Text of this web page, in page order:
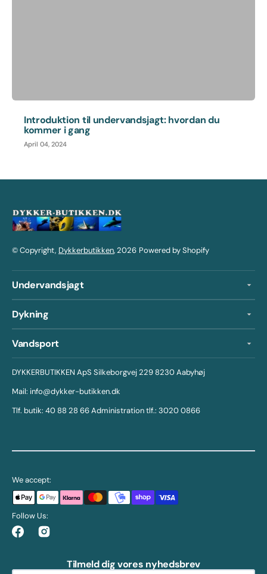
Introduktion til undervandsjagt: hvordan du
kommer i gang
April 04, 2024
© Copyright, Dykkerbutikken, 2026 Powered by Shopify
Undervandsjagt
Dykning
Vandsport
DYKKERBUTIKKEN ApS Silkeborgvej 229 8230 Aabyhøj
Mail: info@dykker-butikken.dk
Tlf. butik: 40 88 28 66 Administration tlf.: 3020 0866
We accept:
Follow Us:
FacebookInstagram
Tilmeld dig vores nyhedsbrev